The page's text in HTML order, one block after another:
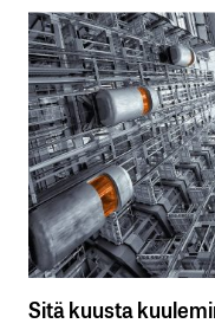
Sitä kuusta